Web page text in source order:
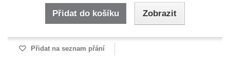
Přidat do košíku Zobrazit
Přidat na seznam přání